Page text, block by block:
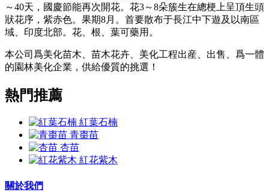
～40天，國慶節能再次開花。花3～8朵簇生在總梗上呈頂生頭
狀花序，紫赤色。果期8月。首要散布于長江中下遊及以南區
域、印度北部。花、根、葉可藥用。
本公司爲美化苗木、苗木花卉、美化工程出産、出售、爲一體
的園林美化企業，供給優質的挑選！
熱門推薦
紅葉石楠
青棗苗
杏苗
紅花紫木
關於我們